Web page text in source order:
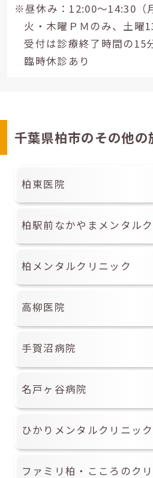
※昼休み：12:00～14:30（
火・木曜ＰＭのみ、土曜
受付は診療終了時間の15
臨時休診あり
千葉県柏市のその他の
柏東医院
柏駅前なかやまメンタル
柏メンタルクリニック
高柳医院
手賀沼病院
名戸ヶ谷病院
ひかりメンタルクリニック
ファミリ柏・こころのク